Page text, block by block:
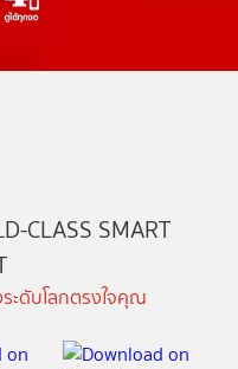
CLASS SMART
ะดับโลกตรงใจคุณ